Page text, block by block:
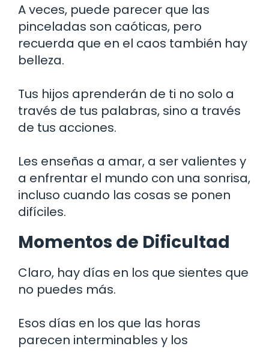
A veces, puede parecer que las
pinceladas son caóticas, pero
recuerda que en el caos también hay
belleza.
Tus hijos aprenderán de ti no solo a
través de tus palabras, sino a través
de tus acciones.
Les enseñas a amar, a ser valientes y
a enfrentar el mundo con una sonrisa,
incluso cuando las cosas se ponen
difíciles.
Momentos de Dificultad
Claro, hay días en los que sientes que
no puedes más.
Esos días en los que las horas
parecen interminables y los